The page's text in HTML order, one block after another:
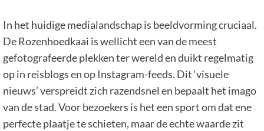
In het huidige medialandschap is beeldvorming cruciaal.
De Rozenhoedkaai is wellicht een van de meest
gefotografeerde plekken ter wereld en duikt regelmatig
op in reisblogs en op Instagram-feeds. Dit ‘visuele
nieuws’ verspreidt zich razendsnel en bepaalt het imago
van de stad. Voor bezoekers is het een sport om dat ene
perfecte plaatje te schieten, maar de echte waarde zit